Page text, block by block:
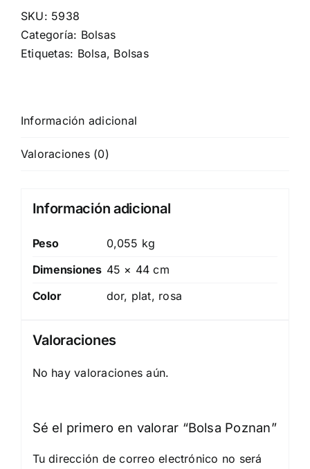
SKU: 5938
Categoría: Bolsas
Etiquetas: Bolsa, Bolsas
Información adicional
Valoraciones (0)
Información adicional
Peso
0,055 kg
Dimensiones 45 × 44 cm
Color
dor, plat, rosa
Valoraciones
No hay valoraciones aún.
Sé el primero en valorar “Bolsa Poznan”
Tu dirección de correo electrónico no será